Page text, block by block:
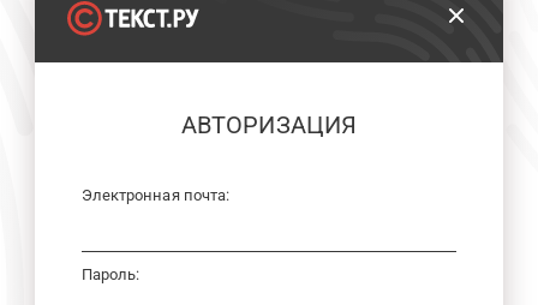
АВТОРИЗАЦИЯ
Электронная почта:
Пароль: